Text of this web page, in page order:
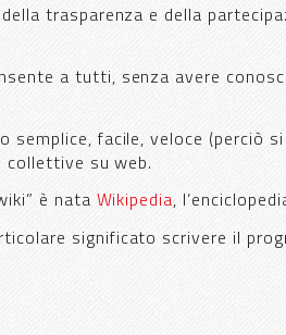
trasparenza e della
a tutti, senza avere
semplice, facile, veloce (perciò
collettive su web.
è nata Wikipedia,
significato scrivere il